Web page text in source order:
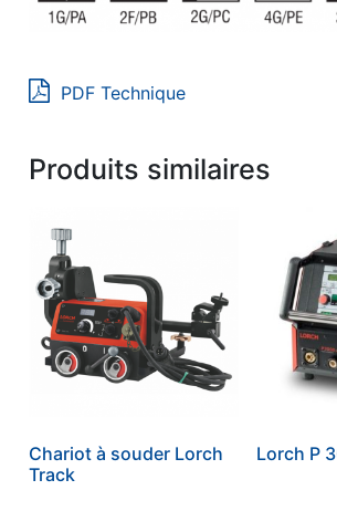
PDF Technique
Produits similaires
Chariot à souder Lorch
Track
Lorch P